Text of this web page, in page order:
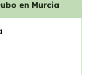
en Murcia